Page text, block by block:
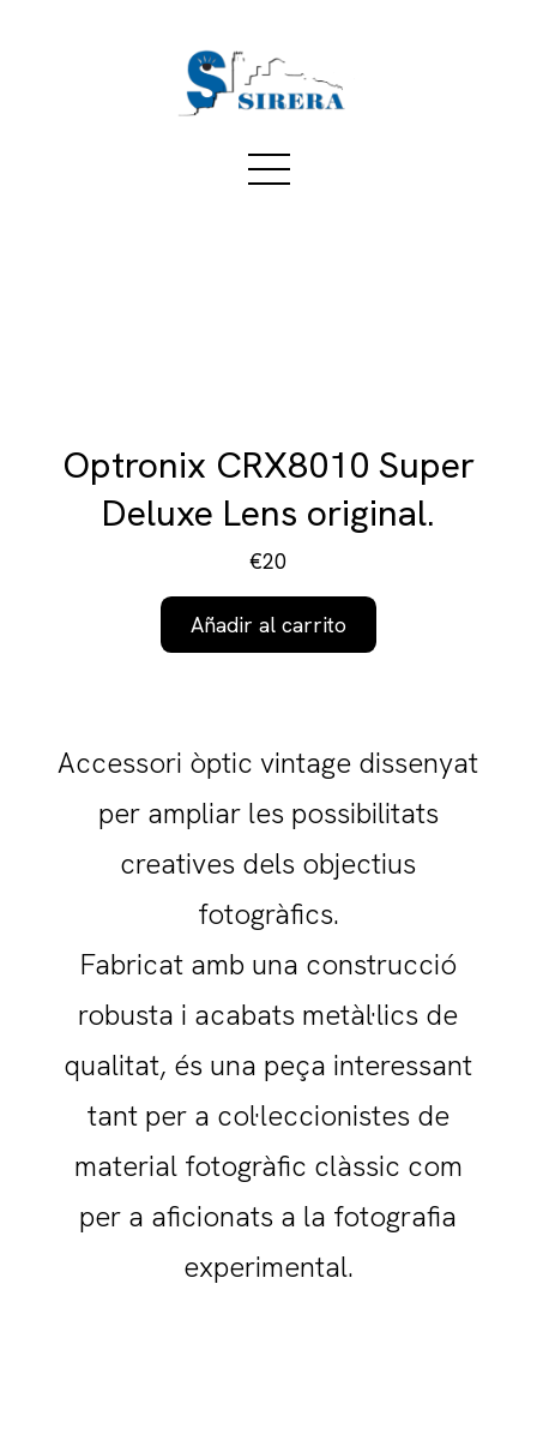
Optronix CRX8010 Super
Deluxe Lens original.
€20
Añadir al carrito
Accessori òptic vintage dissenyat
per ampliar les possibilitats
creatives dels objectius
fotogràfics.
Fabricat amb una construcció
robusta i acabats metàl·lics de
qualitat, és una peça interessant
tant per a col·leccionistes de
material fotogràfic clàssic com
per a aficionats a la fotografia
experimental.